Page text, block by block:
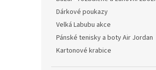
Dárkové poukazy
Velká Labubu akce
Pánské tenisky a boty Air Jordan
Kartonové krabice